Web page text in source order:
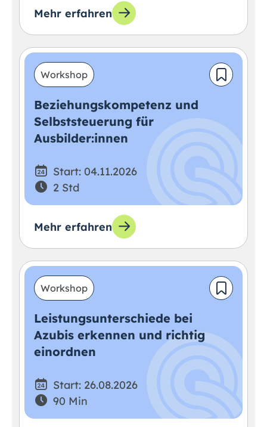
Mehr erfahren
Workshop
Beziehungskompetenz und
Selbststeuerung für
Ausbilder:innen
Start: 04.11.2026
2 Std
Mehr erfahren
Workshop
Leistungsunterschiede bei
Azubis erkennen und richtig
einordnen
Start: 26.08.2026
90 Min